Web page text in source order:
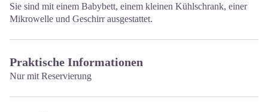
Sie sind mit einem Babybett, einem kleinen Kühlschrank, einer
Mikrowelle und Geschirr ausgestattet.
Praktische Informationen
Nur mit Reservierung